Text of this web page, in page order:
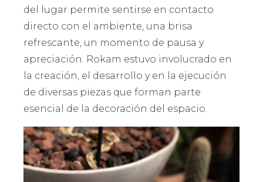
del lugar permite sentirse en contacto
directo con el ambiente, una brisa
refrescante, un momento de pausa y
apreciación. Rokam estuvo involucrado en
la creación, el desarrollo y en la ejecución
de diversas piezas que forman parte
esencial de la decoración del espacio.